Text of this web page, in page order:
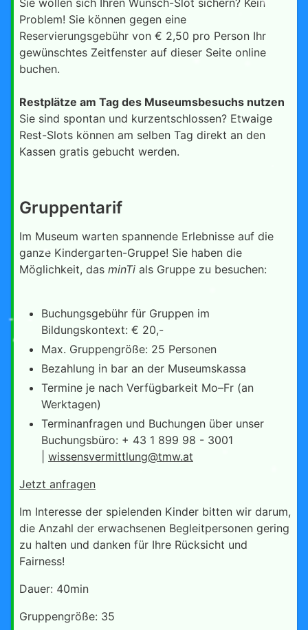
Problem! Sie können gegen eine
Reservierungsgebühr von € 2,50 pro Person Ihr
gewünschtes Zeitfenster auf dieser Seite online
buchen.
Restplätze am Tag des Museumsbesuchs nutzen
Sie sind spontan und kurzentschlossen? Etwaige
Rest-Slots können am selben Tag direkt an den
Kassen gratis gebucht werden.
Gruppentarif
Im Museum warten spannende Erlebnisse auf die
ganze Kindergarten-Gruppe! Sie haben die
Möglichkeit, das minTi als Gruppe zu besuchen:
Buchungsgebühr für Gruppen im
Bildungskontext: € 20,-
Max. Gruppengröße: 25 Personen
Bezahlung in bar an der Museumskassa
Termine je nach Verfügbarkeit Mo–Fr (an
Werktagen)
Terminanfragen und Buchungen über unser
Buchungsbüro: + 43 1 899 98 - 3001
wissensvermittlung@tmw.at
Jetzt anfragen
Im Interesse der spielenden Kinder bitten wir darum,
die Anzahl der erwachsenen Begleitpersonen gering
zu halten und danken für Ihre Rücksicht und
Fairness!
Dauer: 40min
Gruppengröße: 35